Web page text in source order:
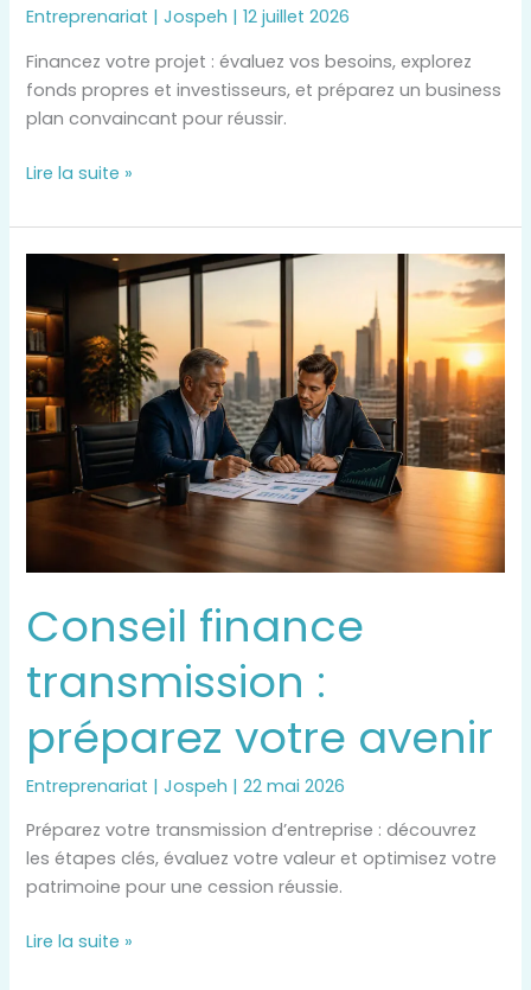
Entreprenariat |Jospeh |12 juillet 2026
Financez votre projet : évaluez vos besoins, explorez
fonds propres et investisseurs, et préparez un business
plan convaincant pour réussir.
en
Lire la suite »
Conseil finance
transmission :
préparez votre avenir
Entreprenariat |Jospeh |22 mai 2026
Préparez votre transmission d’entreprise : découvrez
les étapes clés, évaluez votre valeur et optimisez votre
patrimoine pour une cession réussie.
Conseil
finance
transmission
:
préparez
votre
avenir
Lire la suite »